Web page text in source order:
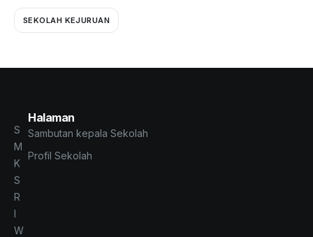
SEKOLAH KEJURUAN
S
M
K
S
R
I
W
Halaman
Sambutan kepala Sekolah
Profil Sekolah